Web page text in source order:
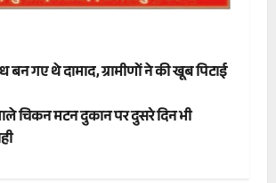
गए थे दामाद, ग्रामीणों ने की खूब पिटाई
चिकन मटन दुकान पर दुसरे दिन भी